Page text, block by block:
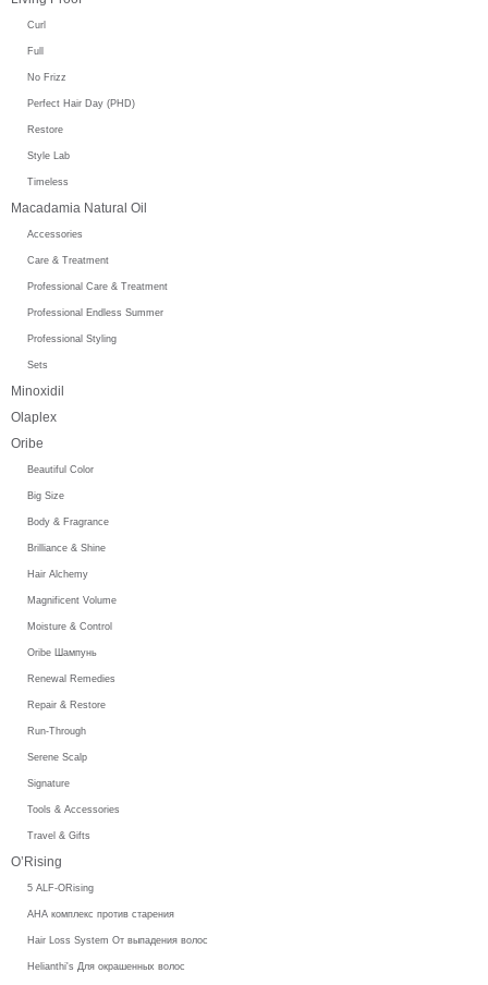
Curl
Full
No Frizz
Perfect Hair Day (PHD)
Restore
Style Lab
Timeless
Macadamia Natural Oil
Accessories
Care & Treatment
Professional Care & Treatment
Professional Endless Summer
Professional Styling
Sets
Minoxidil
Olaplex
Oribe
Beautiful Color
Big Size
Body & Fragrance
Brilliance & Shine
Hair Alchemy
Magnificent Volume
Moisture & Control
Oribe Шампунь
Renewal Remedies
Repair & Restore
Run-Through
Serene Scalp
Signature
Tools & Accessories
Travel & Gifts
O’Rising
5 ALF-ORising
AHA комплекс против старения
Hair Loss System От выпадения волос
Helianthi's Для окрашенных волос